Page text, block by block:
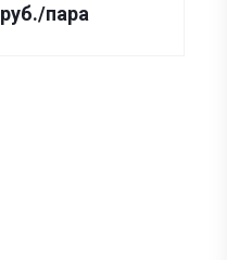
руб./пара